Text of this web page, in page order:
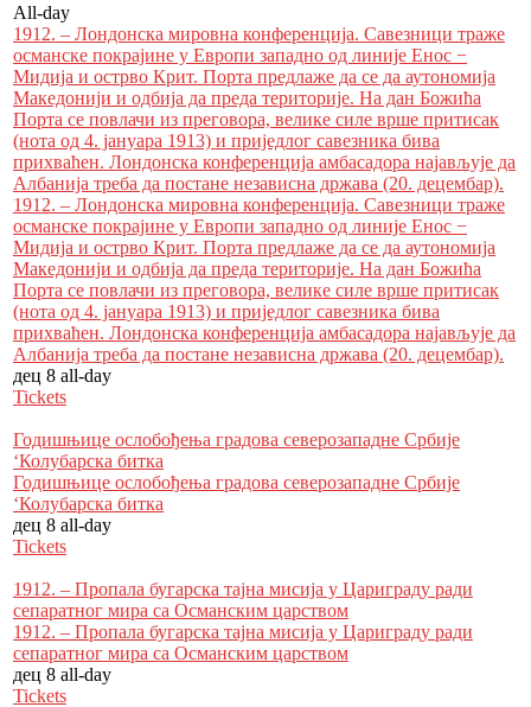
All-day
1912. – Лондонска мировна конференција. Савезници траже
османске покрајине у Европи западно од линије Енос −
Мидија и острво Крит. Порта предлаже да се да аутономија
Македонији и одбија да преда територије. На дан Божића
Порта се повлачи из преговора, велике силе врше притисак
(нота од 4. јануара 1913) и приједлог савезника бива
прихваћен. Лондонска конференција амбасадора најављује да
Албанија треба да постане независна држава (20. децембар).
1912. – Лондонска мировна конференција. Савезници траже
османске покрајине у Европи западно од линије Енос −
Мидија и острво Крит. Порта предлаже да се да аутономија
Македонији и одбија да преда територије. На дан Божића
Порта се повлачи из преговора, велике силе врше притисак
(нота од 4. јануара 1913) и приједлог савезника бива
прихваћен. Лондонска конференција амбасадора најављује да
Албанија треба да постане независна држава (20. децембар).
дец 8 all-day
Tickets
Годишњице ослобођења градова северозападне Србије
‘Колубарска битка
Годишњице ослобођења градова северозападне Србије
‘Колубарска битка
дец 8 all-day
Tickets
1912. – Пропала бугарска тајна мисија у Цариграду ради
сепаратног мира са Османским царством
1912. – Пропала бугарска тајна мисија у Цариграду ради
сепаратног мира са Османским царством
дец 8 all-day
Tickets